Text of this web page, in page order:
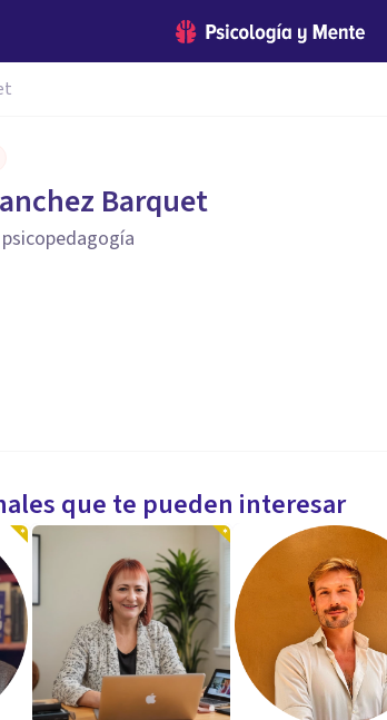
Barquet
que te pueden interesar